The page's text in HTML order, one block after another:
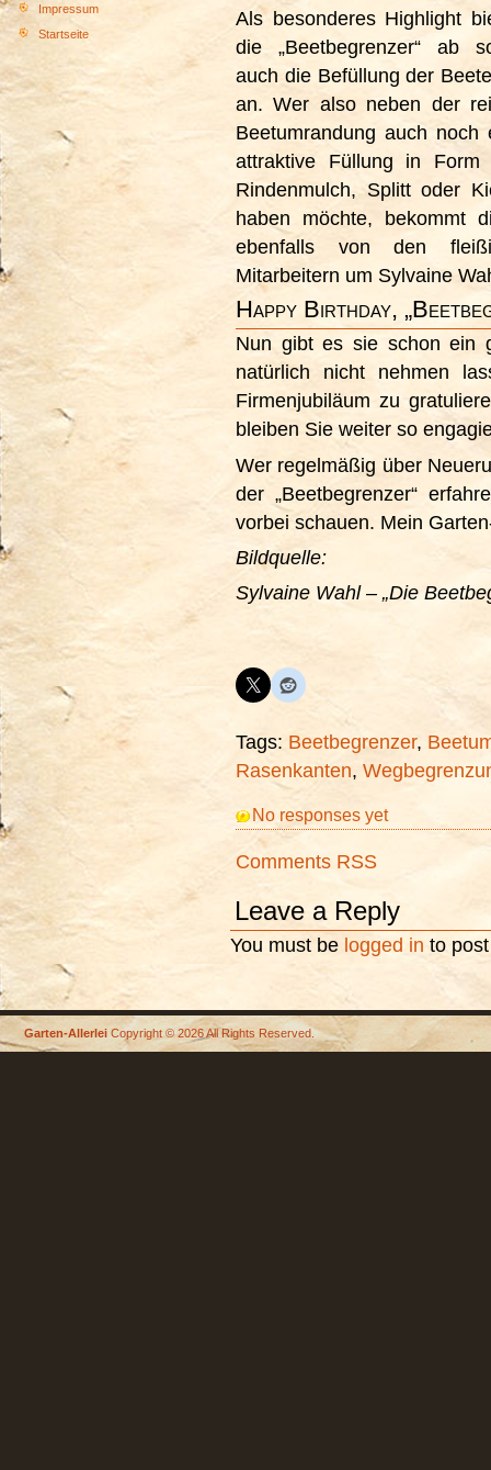
Impressum
Startseite
Als besonderes Highlight
die „Beetbegrenzer“ ab
auch die Befüllung der
an. Wer also neben der
Beetumrandung auch noch
attraktive Füllung in Form
Rindenmulch, Splitt oder
haben möchte, bekommt
ebenfalls von den
Mitarbeitern um Sylvaine
Happy Birthday,
Nun gibt es sie schon ein
natürlich nicht nehmen
Firmenjubiläum zu
bleiben Sie weiter so
Wer regelmäßig über
der „Beetbegrenzer“
vorbei schauen. Mein
Bildquelle:
Sylvaine Wahl – „Die
Tags: Beetbegrenzer,
Rasenkanten,
No responses yet
Comments RSS
Leave a Reply
You must be logged in to
Garten-Allerlei Copyright © 2026 All Rights Reserved.